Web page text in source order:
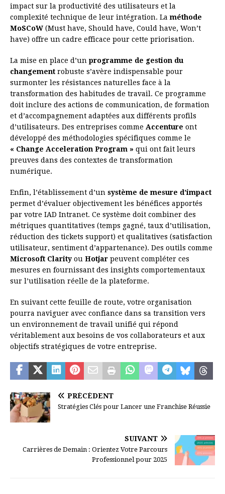
impact sur la productivité des utilisateurs et la
complexité technique de leur intégration. Laméthode
MoSCoW (Must have, Should have, Could have, Won’t
have) offre un cadre efficace pour cette priorisation.
La mise en place d’un programme de gestion du
changement robuste s’avère indispensable pour
surmonter les résistances naturelles face à la
transformation des habitudes de travail. Ce programme
doit inclure des actions de communication, de formation
et d’accompagnement adaptées aux différents profils
d’utilisateurs. Des entreprises comme Accenture ont
développé des méthodologies spécifiques comme le
« Change Acceleration Program » qui ont fait leurs
preuves dans des contextes de transformation
numérique.
Enfin, l’établissement d’un système de mesure d’impact
permet d’évaluer objectivement les bénéfices apportés
par votre IAD Intranet. Ce système doit combiner des
métriques quantitatives (temps gagné, taux d’utilisation,
réduction des tickets support) et qualitatives (satisfaction
utilisateur, sentiment d’appartenance). Des outils comme
Microsoft Clarityou Hotjar peuvent compléter ces
mesures en fournissant des insights comportementaux
sur l’utilisation réelle de la plateforme.
En suivant cette feuille de route, votre organisation
pourra naviguer avec confiance dans sa transition vers
un environnement de travail unifié qui répond
véritablement aux besoins de vos collaborateurs et aux
objectifs stratégiques de votre entreprise.
PRÉCÉDENT
Stratégies Clés pour Lancer une Franchise Réussie
SUIVANT
Carrières de Demain : Orientez Votre Parcours
Professionnel pour 2025